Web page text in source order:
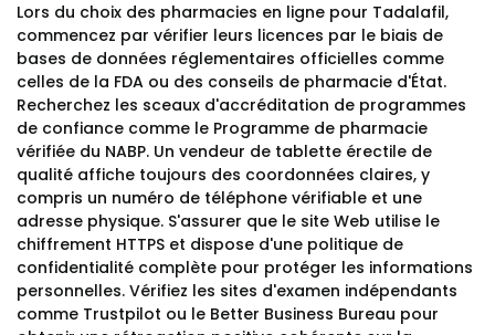
Lors du choix des pharmacies en ligne pour Tadalafil,
commencez par vérifier leurs licences par le biais de
bases de données réglementaires officielles comme
celles de la FDA ou des conseils de pharmacie d'État.
Recherchez les sceaux d'accréditation de programmes
de confiance comme le Programme de pharmacie
vérifiée du NABP. Un vendeur de tablette érectile de
qualité affiche toujours des coordonnées claires, y
compris un numéro de téléphone vérifiable et une
adresse physique. S'assurer que le site Web utilise le
chiffrement HTTPS et dispose d'une politique de
confidentialité complète pour protéger les informations
personnelles. Vérifiez les sites d'examen indépendants
comme Trustpilot ou le Better Business Bureau pour